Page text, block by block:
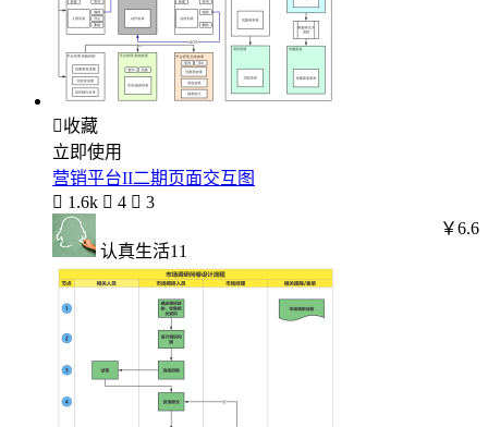
收藏
立即使用
营销平台II二期页面交互图
 1.6k  4  3
认真生活11
￥6.6